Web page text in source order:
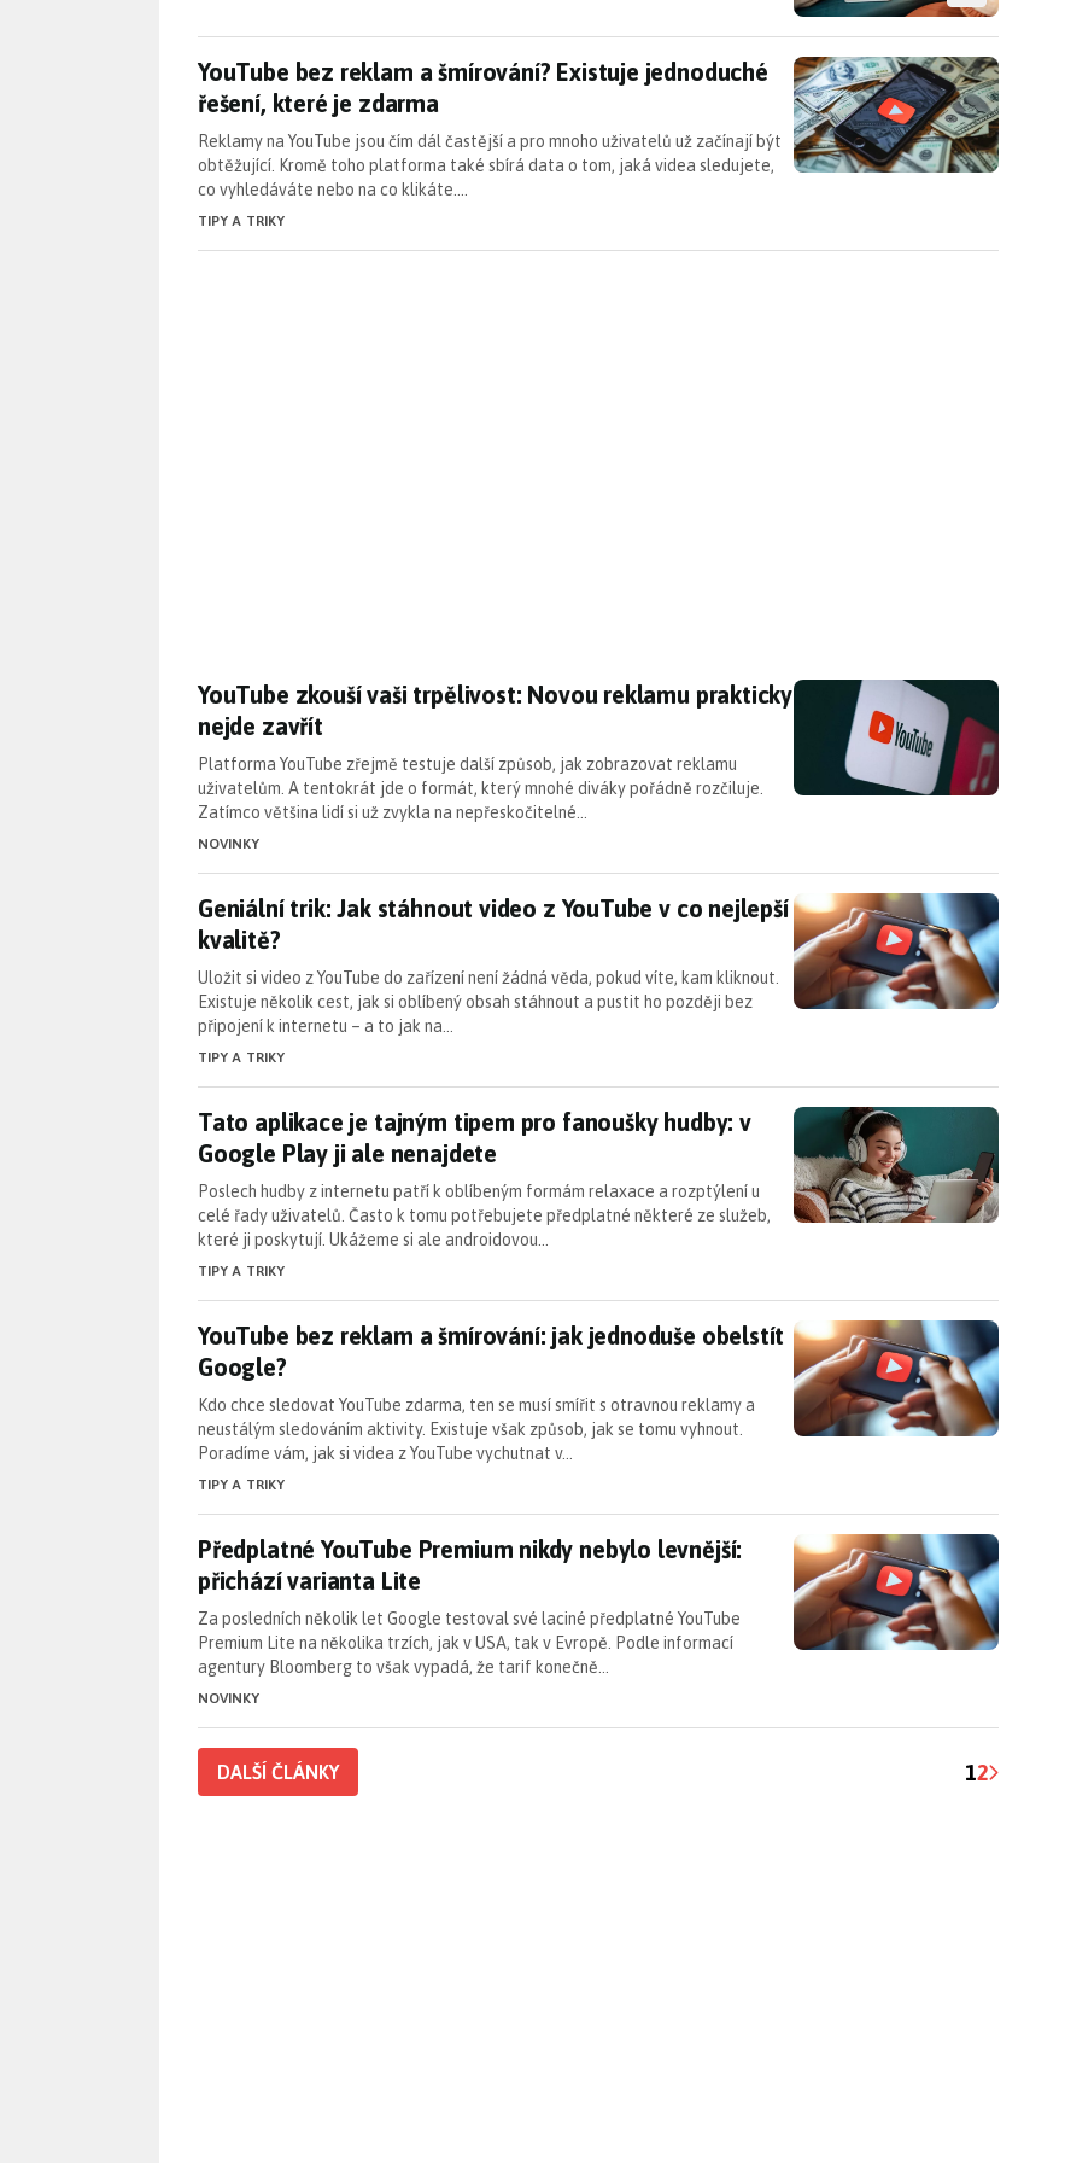
YouTube bez reklam a šmírování? Existuje jednoduché řešení, které je zdarma
YouTube bez reklam a šmírování? Existuje jednoduché
řešení, které je zdarma
Reklamy na YouTube jsou čím dál častější a pro mnoho uživatelů už začínají být
obtěžující. Kromě toho platforma také sbírá data o tom, jaká videa sledujete,
co vyhledáváte nebo na co klikáte.…
TIPY A TRIKY
YouTube zkouší vaši trpělivost: Novou reklamu prakticky nejde zavřít
YouTube zkouší vaši trpělivost: Novou reklamu prakticky
nejde zavřít
Platforma YouTube zřejmě testuje další způsob, jak zobrazovat reklamu
uživatelům. A tentokrát jde o formát, který mnohé diváky pořádně rozčiluje.
Zatímco většina lidí si už zvykla na nepřeskočitelné…
NOVINKY
Geniální trik: Jak stáhnout video z YouTube v co nejlepší kvalitě?
Geniální trik: Jak stáhnout video z YouTube v co nejlepší
kvalitě?
Uložit si video z YouTube do zařízení není žádná věda, pokud víte, kam kliknout.
Existuje několik cest, jak si oblíbený obsah stáhnout a pustit ho později bez
připojení k internetu – a to jak na…
TIPY A TRIKY
Tato aplikace je tajným tipem pro fanoušky hudby: v Google Play ji ale nenajdete
Tato aplikace je tajným tipem pro fanoušky hudby: v
Google Play ji ale nenajdete
Poslech hudby z internetu patří k oblíbeným formám relaxace a rozptýlení u
celé řady uživatelů. Často k tomu potřebujete předplatné některé ze služeb,
které ji poskytují. Ukážeme si ale androidovou…
TIPY A TRIKY
YouTube bez reklam a šmírování: jak jednoduše obelstít Google?
YouTube bez reklam a šmírování: jak jednoduše obelstít
Google?
Kdo chce sledovat YouTube zdarma, ten se musí smířit s otravnou reklamy a
neustálým sledováním aktivity. Existuje však způsob, jak se tomu vyhnout.
Poradíme vám, jak si videa z YouTube vychutnat v…
TIPY A TRIKY
Předplatné YouTube Premium nikdy nebylo levnější: přichází varianta Lite
Předplatné YouTube Premium nikdy nebylo levnější:
přichází varianta Lite
Za posledních několik let Google testoval své laciné předplatné YouTube
Premium Lite na několika trzích, jak v USA, tak v Evropě. Podle informací
agentury Bloomberg to však vypadá, že tarif konečně…
NOVINKY
DALŠÍ ČLÁNKY 12